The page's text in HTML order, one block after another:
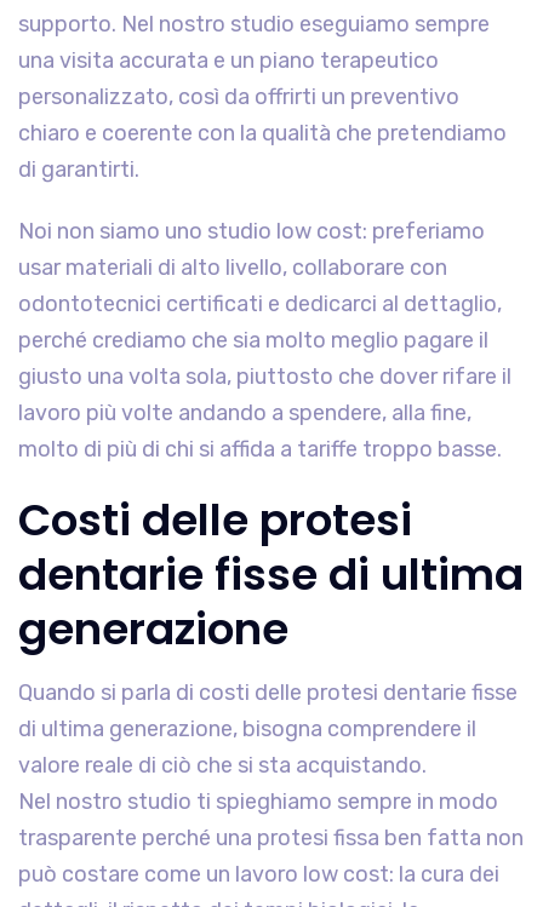
supporto. Nel nostro studio eseguiamo sempre
una visita accurata e un piano terapeutico
personalizzato, così da offrirti un preventivo
chiaro e coerente con la qualità che pretendiamo
di garantirti.
Noi non siamo uno studio low cost: preferiamo
usar materiali di alto livello, collaborare con
odontotecnici certificati e dedicarci al dettaglio,
perché crediamo che sia molto meglio pagare il
giusto una volta sola, piuttosto che dover rifare il
lavoro più volte andando a spendere, alla fine,
molto di più di chi si affida a tariffe troppo basse.
Costi delle protesi
dentarie fisse di ultima
generazione
Quando si parla di costi delle protesi dentarie fisse
di ultima generazione, bisogna comprendere il
valore reale di ciò che si sta acquistando.
Nel nostro studio ti spieghiamo sempre in modo
trasparente perché una protesi fissa ben fatta non
può costare come un lavoro low cost: la cura dei